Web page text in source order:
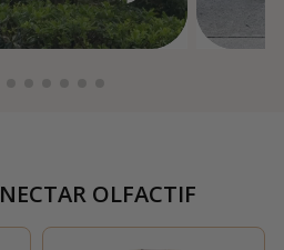
NECTAR OLFACTIF